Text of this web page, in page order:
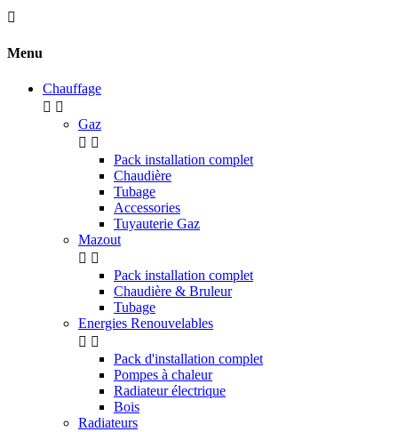

Menu
Chauffage
 
Gaz
 
Pack installation complet
Chaudière
Tubage
Accessories
Tuyauterie Gaz
Mazout
 
Pack installation complet
Chaudière & Bruleur
Tubage
Energies Renouvelables
 
Pack d'installation complet
Pompes à chaleur
Radiateur électrique
Bois
Radiateurs